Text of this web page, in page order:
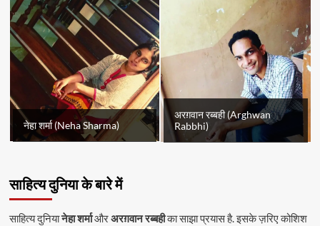
नेहा शर्मा (Neha Sharma)
अरग़वान रब्बही (Arghwan
Rabbhi)
साहित्य दुनिया के बारे में
साहित्य दुनियानेहा शर्माऔरअरग़वान रब्बहीका साझा प्रयास है. इसके ज़रिए कोशिश